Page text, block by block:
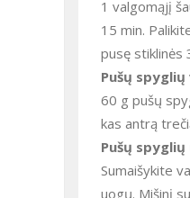
1 valgomąjį
15 min.
pusę stiklinės
Pušų spyglių
60 g pušų
kas antrą
Pušų spyglių
Sumaišykite
uogų. Mišinį